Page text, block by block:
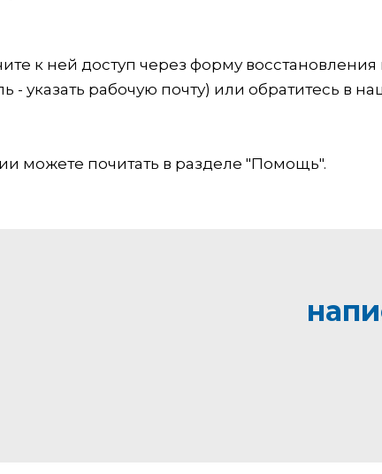
к ней доступ через форму восстановления
- указать рабочую почту) или обратитесь в
можете почитать в разделе "Помощь".